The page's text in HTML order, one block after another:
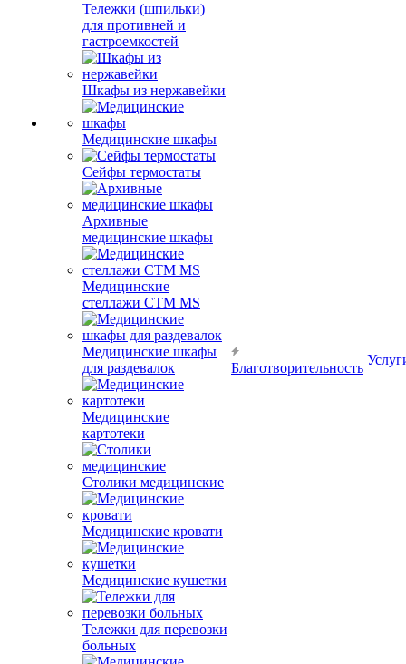
Тележки (шпильки)
для противней и
гастроемкостей
Шкафы из нержавейки
Медицинские шкафы
Сейфы термостаты
Архивные
медицинские шкафы
Медицинские
стеллажи CTM MS
Медицинские шкафы
для раздевалок
Медицинские
картотеки
Столики медицинские
Медицинские кровати
Медицинские кушетки
Тележки для перевозки
больных
Благотворительность